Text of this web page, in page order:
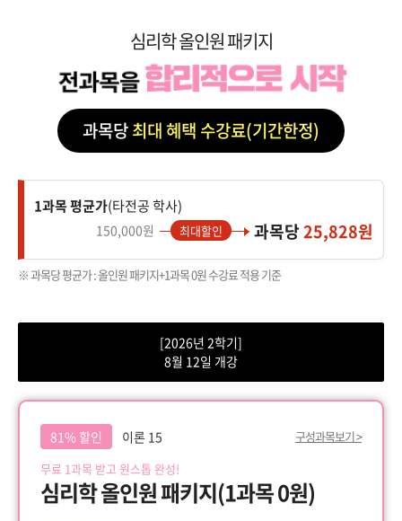
심리학 올인원 패키지
과목당최대 혜택 수강료(기간한정)
1과목 평균가(타전공 학사)
150,000원 최대할인 과목당25,828원
※ 과목당 평균가 : 올인원 패키지+1과목 0원 수강료 적용 기준
[2026년 2학기]
8월 12일 개강
81% 할인 이론 15
구성과목보기 >
무료 1과목 받고 원스톱 완성!
심리학 올인원 패키지(1과목 0원)